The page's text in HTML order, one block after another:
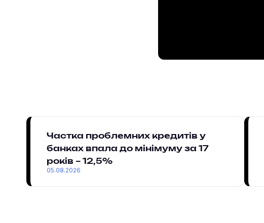
Частка проблемних кредитів у
банках впала до мінімуму за 17
років – 12,5%
05.08.2026